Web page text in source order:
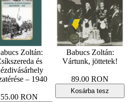
Zoltán:
és
– 1940
55.00 RON
Babucs Zoltán:
Vártunk, jöttetek!
89.00 RON
Kosárba tesz